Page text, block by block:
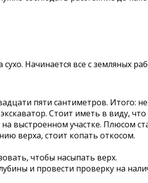
Начинается все с земляных
пяти сантиметров. Итого:
Стоит иметь в виду,
выстроенном участке. Плюсом
верха, стоит копать откосом.
чтобы насыпать верх.
и провести проверку на